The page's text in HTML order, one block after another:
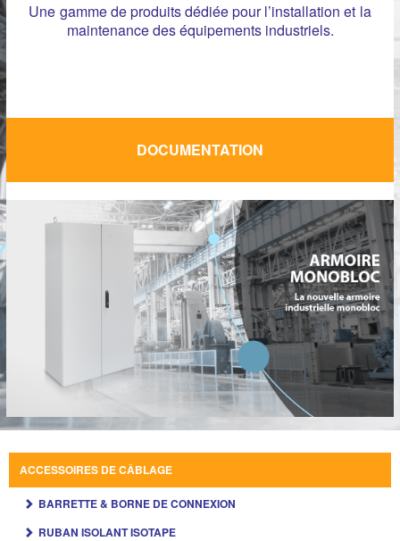
Une gamme de produits dédiée pour l’installation et la
maintenance des équipements industriels.
DOCUMENTATION
ACCESSOIRES DE CÂBLAGE
BARRETTE & BORNE DE CONNEXION
RUBAN ISOLANT ISOTAPE